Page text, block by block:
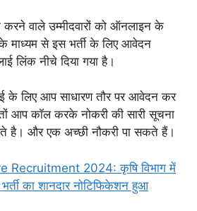
वाले उम्मीदवारों को ऑनलाइन के
माध्यम से इस भर्ती के लिए आवेदन
लिंक नीचे दिया गया है।
के लिए आप साधारण तौर पर आवेदन कर
आप कॉल करके नोकरी की सारी सूचना
है। और एक अच्छी नौकरी पा सकते हैं।
Recruitment 2024: कृषि विभाग में
भर्ती का शानदार नोटिफिकेशन हुआ